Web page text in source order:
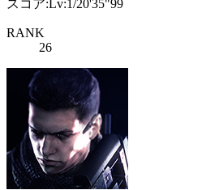
スコア:Lv:1/20'35"99
RANK
26